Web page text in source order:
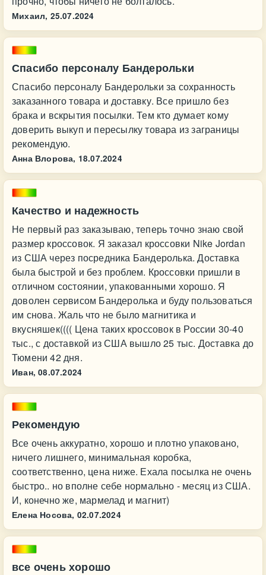
Михаил, 25.07.2024
Спасибо персоналу Бандерольки
Спасибо персоналу Бандерольки за сохранность
заказанного товара и доставку. Все пришло без
брака и вскрытия посылки. Тем кто думает кому
доверить выкуп и пересылку товара из заграницы
рекомендую.
Анна Влорова, 18.07.2024
Качество и надежность
Не первый раз заказываю, теперь точно знаю свой
размер кроссовок. Я заказал кроссовки Nike Jordan
из США через посредника Бандеролька. Доставка
была быстрой и без проблем. Кроссовки пришли в
отличном состоянии, упакованными хорошо. Я
доволен сервисом Бандеролька и буду пользоваться
им снова. Жаль что не было магнитика и
вкусняшек(((( Цена таких кроссовок в России 30-40
тыс., с доставкой из США вышло 25 тыс. Доставка до
Тюмени 42 дня.
Иван, 08.07.2024
Рекомендую
Все очень аккуратно, хорошо и плотно упаковано,
ничего лишнего, минимальная коробка,
соответственно, цена ниже. Ехала посылка не очень
быстро.. но вполне себе нормально - месяц из США.
И, конечно же, мармелад и магнит)
Елена Носова, 02.07.2024
все очень хорошо